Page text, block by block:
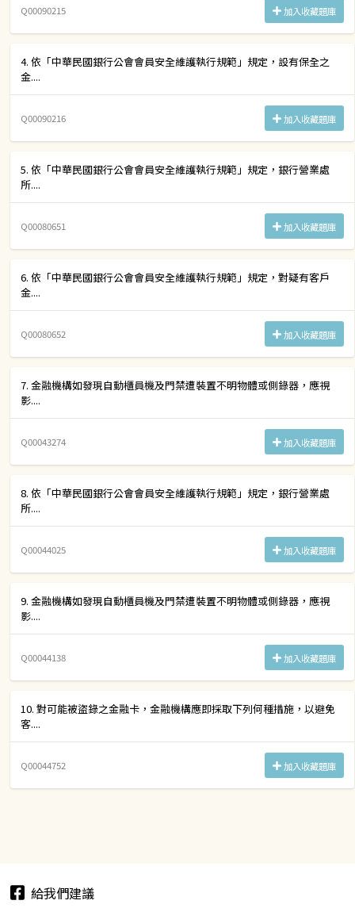
Q00090215 加入收藏題庫
4. 依「中華民國銀行公會會員安全維護執行規範」規定，設有保全之
金....
Q00090216 加入收藏題庫
5. 依「中華民國銀行公會會員安全維護執行規範」規定，銀行營業處
所....
Q00080651 加入收藏題庫
6. 依「中華民國銀行公會會員安全維護執行規範」規定，對疑有客戶
金....
Q00080652 加入收藏題庫
7. 金融機構如發現自動櫃員機及門禁遭裝置不明物體或側錄器，應視
影....
Q00043274 加入收藏題庫
8. 依「中華民國銀行公會會員安全維護執行規範」規定，銀行營業處
所....
Q00044025 加入收藏題庫
9. 金融機構如發現自動櫃員機及門禁遭裝置不明物體或側錄器，應視
影....
Q00044138 加入收藏題庫
10. 對可能被盜錄之金融卡，金融機構應即採取下列何種措施，以避免
客....
Q00044752 加入收藏題庫
給我們建議